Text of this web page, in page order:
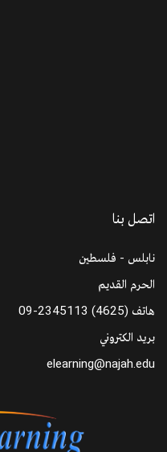
اتصل بنا
نابلس - فلسطين
الحرم القديم
هاتف 09-2345113 (4625)
بريد الكتروني
elearning@najah.edu